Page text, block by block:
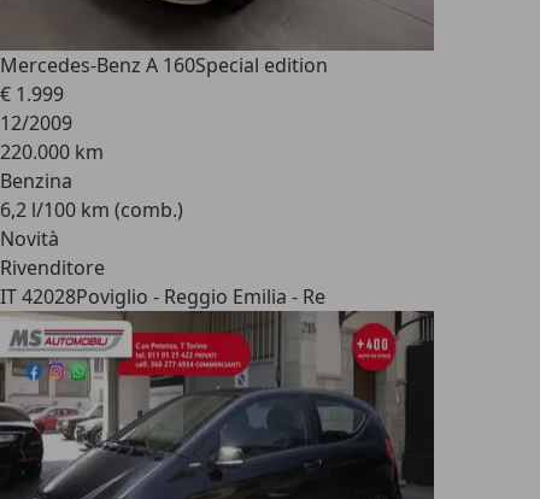
Mercedes-Benz A 160Special edition
€ 1.999
12/2009
220.000 km
Benzina
6,2 l/100 km (comb.)
Novità
Rivenditore
IT 42028Poviglio - Reggio Emilia - Re